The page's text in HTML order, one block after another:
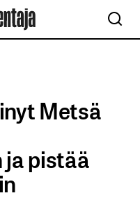
Metsä
pistää